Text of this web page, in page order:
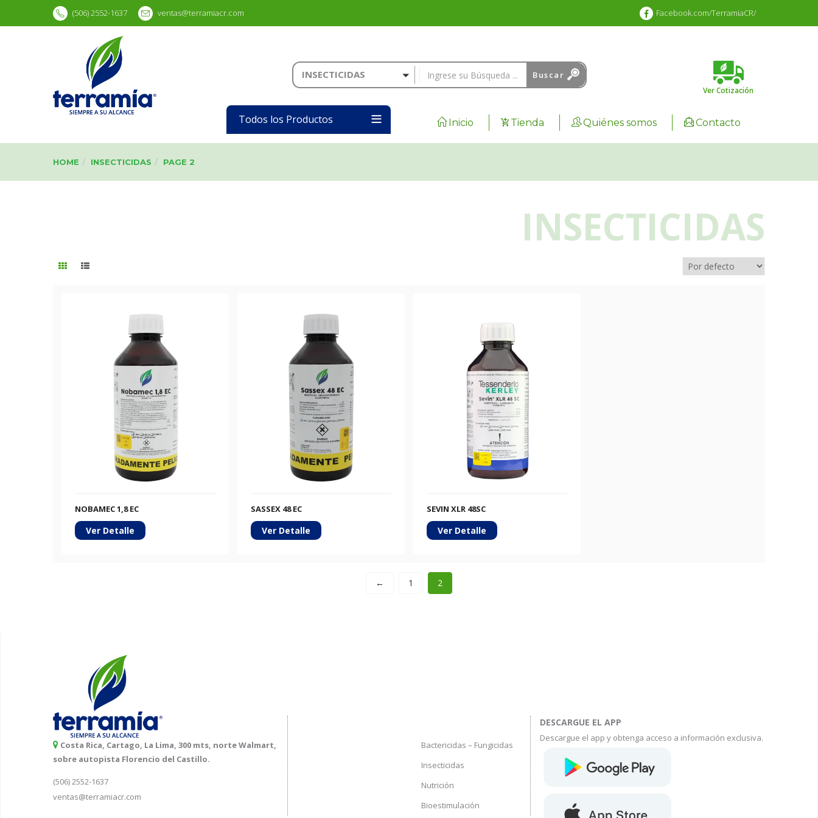
(506) 2552-1637 ventas@terramiacr.com Facebook.com/TerramiaCR/
INSECTICIDAS Buscar
Ver Cotización
Todos los Productos Inicio Tienda Quiénes somos Contacto
HOME INSECTICIDAS PAGE 2
INSECTICIDAS
NOBAMEC 1,8 EC
Ver Detalle
SASSEX 48 EC
Ver Detalle
SEVIN XLR 48SC
Ver Detalle
← 1 2
Costa Rica, Cartago, La Lima, 300 mts, norte Walmart,
sobre autopista Florencio del Castillo.
(506) 2552-1637
ventas@terramiacr.com
Bactericidas – Fungicidas
Insecticidas
Nutrición
Bioestimulación
DESCARGUE EL APP
Descargue el app y obtenga acceso a información exclusiva.